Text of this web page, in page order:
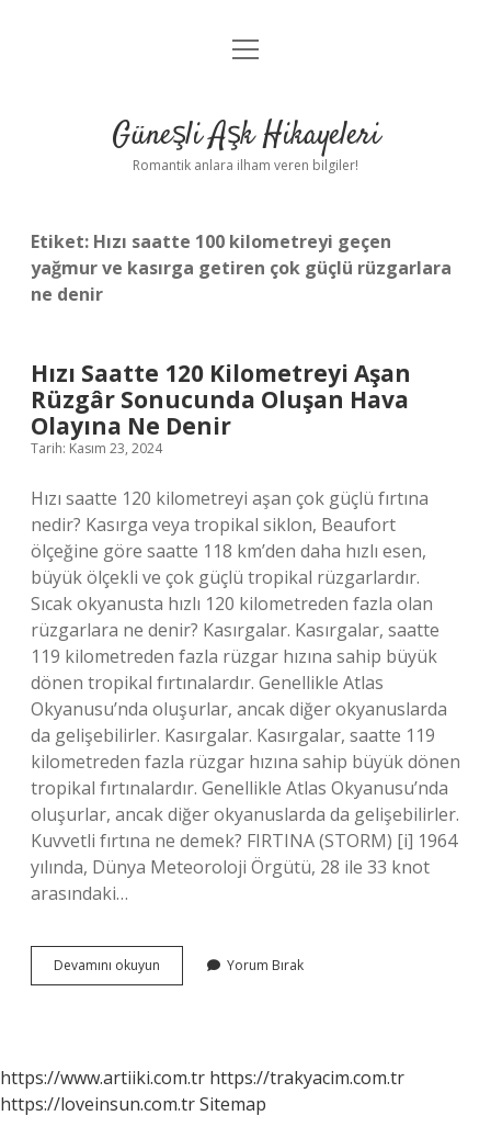
Anasayfa
Yasal Uyarı
menüyü
Güneşli Aşk Hikayeleri
Romantik anlara ilham veren bilgiler!
Etiket: Hızı saatte 100 kilometreyi geçen
yağmur ve kasırga getiren çok güçlü rüzgarlara
ne denir
Hızı Saatte 120 Kilometreyi Aşan
Rüzgâr Sonucunda Oluşan Hava
Olayına Ne Denir
Tarih: Kasım 23, 2024
Hızı saatte 120 kilometreyi aşan çok güçlü fırtına
nedir? Kasırga veya tropikal siklon, Beaufort
ölçeğine göre saatte 118 km’den daha hızlı esen,
büyük ölçekli ve çok güçlü tropikal rüzgarlardır.
Sıcak okyanusta hızlı 120 kilometreden fazla olan
rüzgarlara ne denir? Kasırgalar. Kasırgalar, saatte
119 kilometreden fazla rüzgar hızına sahip büyük
dönen tropikal fırtınalardır. Genellikle Atlas
Okyanusu’nda oluşurlar, ancak diğer okyanuslarda
da gelişebilirler. Kasırgalar. Kasırgalar, saatte 119
kilometreden fazla rüzgar hızına sahip büyük dönen
tropikal fırtınalardır. Genellikle Atlas Okyanusu’nda
oluşurlar, ancak diğer okyanuslarda da gelişebilirler.
Kuvvetli fırtına ne demek? FIRTINA (STORM) [i] 1964
yılında, Dünya Meteoroloji Örgütü, 28 ile 33 knot
arasındaki…
Devamını okuyun
Saatte
Sonucunda
Oluşan
Yorum Bırak
https://www.artiiki.com.tr https://trakyacim.com.tr
https://loveinsun.com.trSitemap